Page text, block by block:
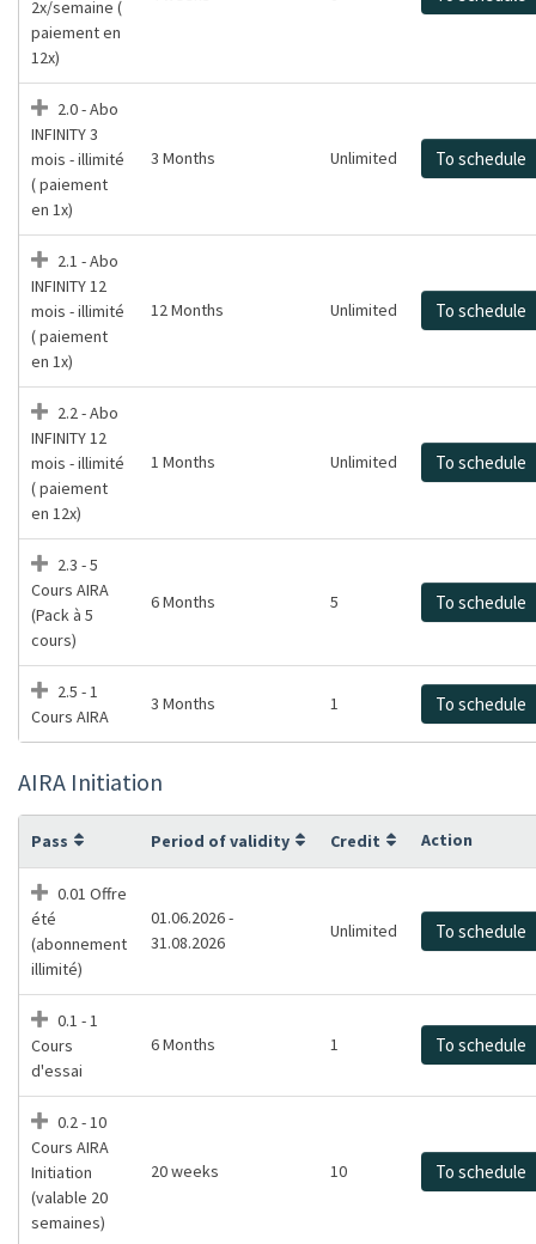
2x/semaine (
paiement en
12x)
2.0 - Abo
INFINITY 3
mois - illimité
( paiement
en 1x)
3 Months Unlimited To schedule
2.1 - Abo
INFINITY 12
mois - illimité
( paiement
en 1x)
12 Months Unlimited To schedule
2.2 - Abo
INFINITY 12
mois - illimité
( paiement
en 12x)
1 Months Unlimited To schedule
2.3 - 5
Cours AIRA
(Pack à 5
cours)
6 Months 5 To schedule
2.5 - 1
Cours AIRA
3 Months 1 To schedule
AIRA Initiation
Pass Period of validity Credit Action
0.01 Offre
été
(abonnement
illimité)
01.06.2026 -
31.08.2026
Unlimited To schedule
0.1 - 1
Cours
d'essai
6 Months 1 To schedule
0.2 - 10
Cours AIRA
Initiation
(valable 20
semaines)
20 weeks 10 To schedule